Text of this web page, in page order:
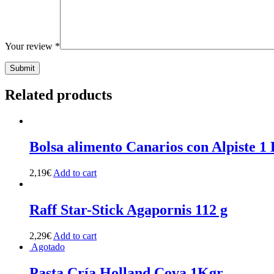
Your review *
Related products
Bolsa alimento Canarios con Alpiste 1
2,19€ Add to cart
Raff Star-Stick Agapornis 112 g
2,29€ Add to cart
Agotado